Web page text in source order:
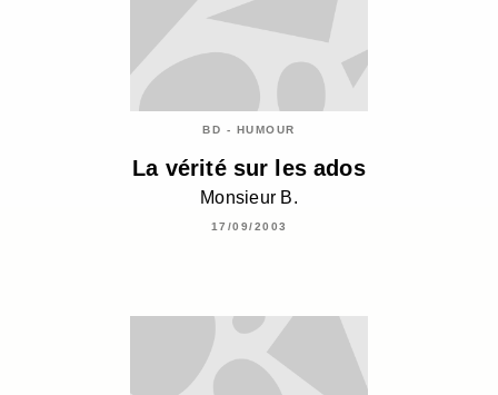
BD - HUMOUR
La vérité sur les ados
Monsieur B.
17/09/2003